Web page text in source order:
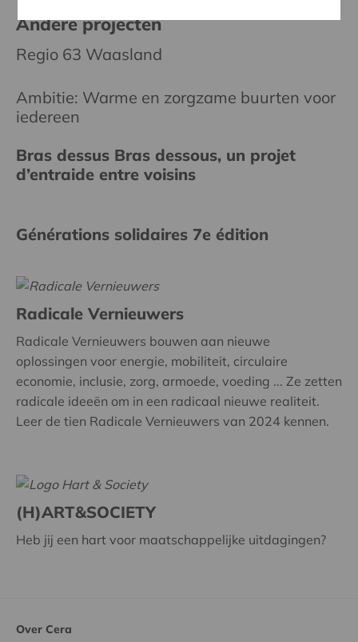
Andere projecten
Regio 63 Waasland
Ambitie: Warme en zorgzame buurten voor
iedereen
Bras dessus Bras dessous, un projet
d’entraide entre voisins
Générations solidaires 7e édition
Radicale Vernieuwers
Radicale Vernieuwers bouwen aan nieuwe
oplossingen voor energie, mobiliteit, circulaire
economie, inclusie, zorg, armoede, voeding ... Ze zetten
radicale ideeën om in een radicaal nieuwe realiteit.
Leer de tien Radicale Vernieuwers van 2024 kennen.
(H)ART&SOCIETY
Heb jij een hart voor maatschappelijke uitdagingen?
Over Cera